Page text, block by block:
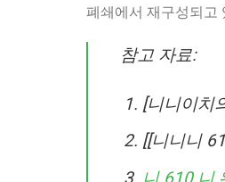
폐쇄에서 재구성되고
참고 자료:
[니니이치
[[니니니